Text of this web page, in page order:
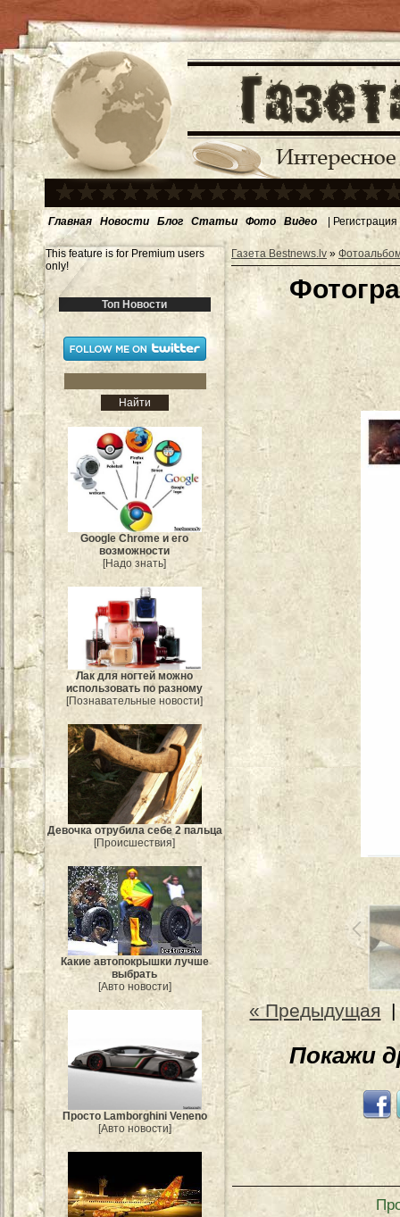
Главная Новости Блог Статьи Фото Видео | Регистрация
This feature is for Premium users
only!
Топ Новости
Google Chrome и его
возможности
[Надо знать]
Лак для ногтей можно
использовать по разному
[Познавательные новости]
Девочка отрубила себе 2 пальца
[Происшествия]
Какие автопокрышки лучше
выбрать
[Авто новости]
Просто Lamborghini Veneno
[Авто новости]
Газета Bestnews.lv»
« Предыдущая
Покажи